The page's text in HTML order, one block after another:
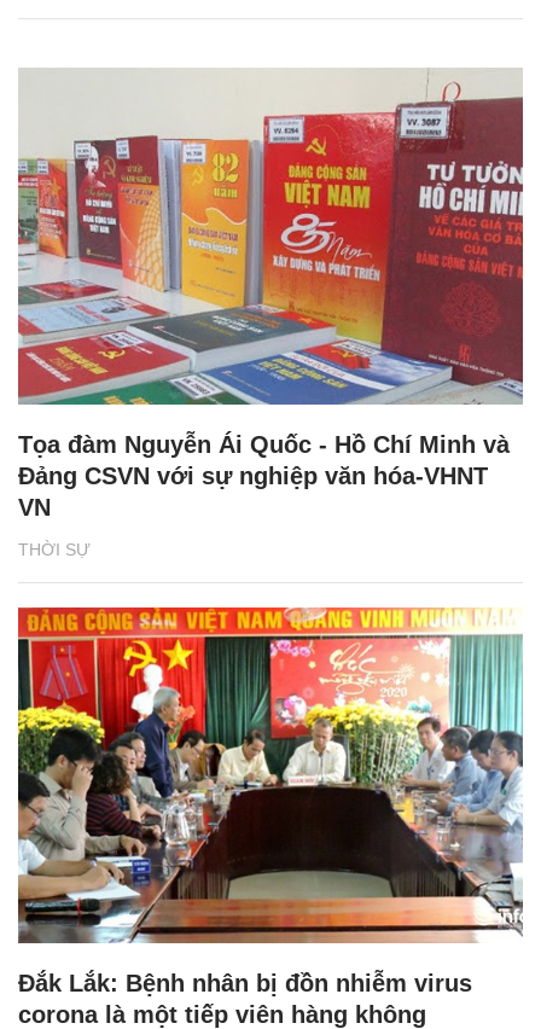
THỜI SỰ
Tọa đàm Nguyễn Ái Quốc - Hồ Chí Minh và
Đảng CSVN với sự nghiệp văn hóa-VHNT
VN
Đắk Lắk: Bệnh nhân bị đồn nhiễm virus
corona là một tiếp viên hàng không